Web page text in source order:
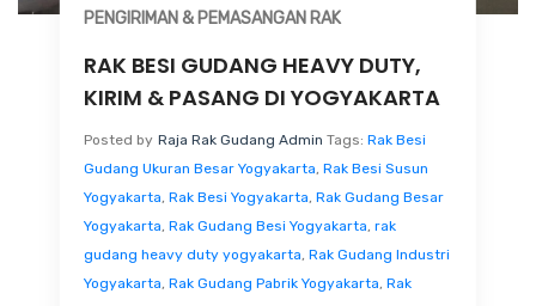
PENGIRIMAN & PEMASANGAN RAK
RAK BESI GUDANG HEAVY DUTY,
KIRIM & PASANG DI YOGYAKARTA
Posted by Raja Rak Gudang Admin Tags: Rak Besi
Gudang Ukuran Besar Yogyakarta Rak Besi Susun
Yogyakarta Rak Besi Yogyakarta Rak Gudang Besar
Yogyakarta Rak Gudang Besi Yogyakarta rak
gudang heavy duty yogyakarta Rak Gudang Industri
Yogyakarta Rak Gudang Pabrik Yogyakarta Rak